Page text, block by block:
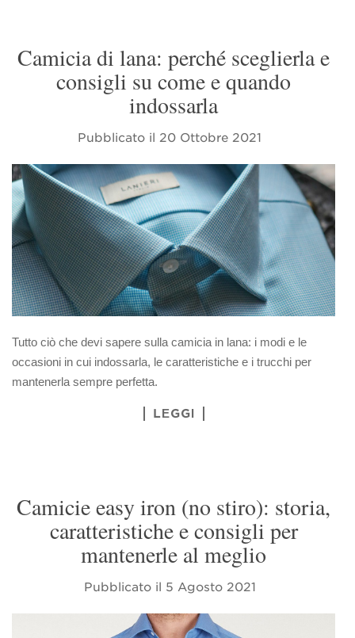
Camicia di lana: perché sceglierla e
consigli su come e quando
indossarla
Pubblicato il 20 Ottobre 2021
Tutto ciò che devi sapere sulla camicia in lana: i modi e le
occasioni in cui indossarla, le caratteristiche e i trucchi per
mantenerla sempre perfetta.
LEGGI
Camicie easy iron (no stiro): storia,
caratteristiche e consigli per
mantenerle al meglio
Pubblicato il 5 Agosto 2021